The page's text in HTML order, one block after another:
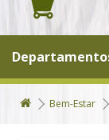
Bem-Estar